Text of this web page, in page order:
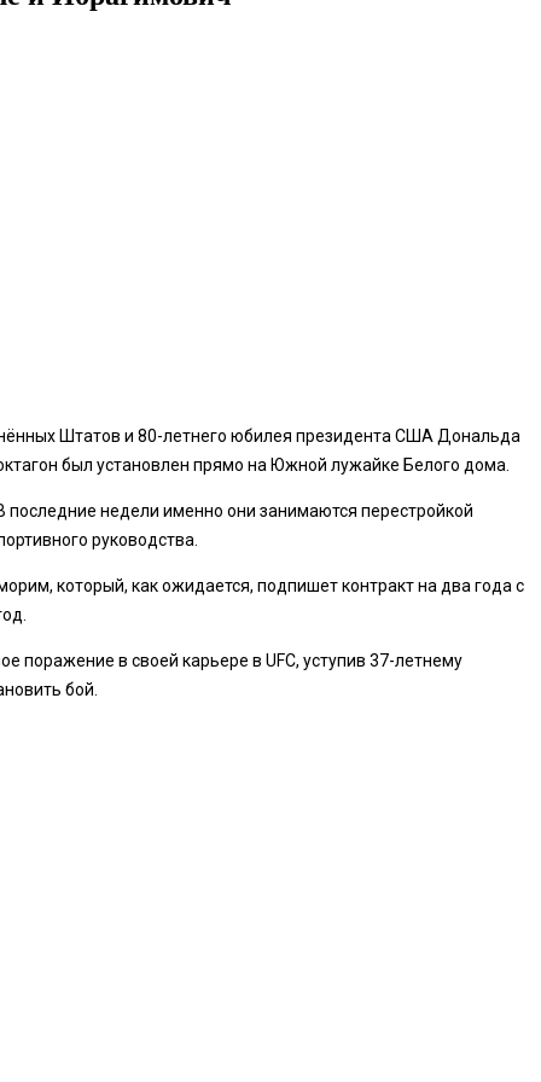
Штатов и 80-летнего юбилея президента США Дональда
был установлен прямо на Южной лужайке Белого дома.
недели именно они занимаются перестройкой
руководства.
который, как ожидается, подпишет контракт на два года с
поражение в своей карьере в UFC, уступив 37-летнему
бой.